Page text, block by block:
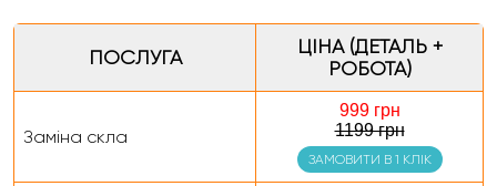
ПОСЛУГА
ЦІНА (ДЕТАЛЬ +
РОБОТА)
Заміна скла
999 грн
1199 грн
ЗАМОВИТИ В 1 КЛІК